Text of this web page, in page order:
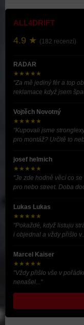
ALL4DRIFT
4.9 ★ (182 recenzí)
RADAR
★★★★★
"Za mě jediný fér a top
reklamace když jsem
Vojtěch Novotný
★★★★★
"Kupovali jsme
pro montáž? Určitě to
josef helmich
★★★★★
"Je zde hodně věcí co
pro nebo street. Doba
Lukas Lukas
★★★★★
"Pokaždé, když listuju
i objednal a vždy přišlo
Marcel Kaiser
★★★★★
"Vždy přišlo vše v
nenašel..."